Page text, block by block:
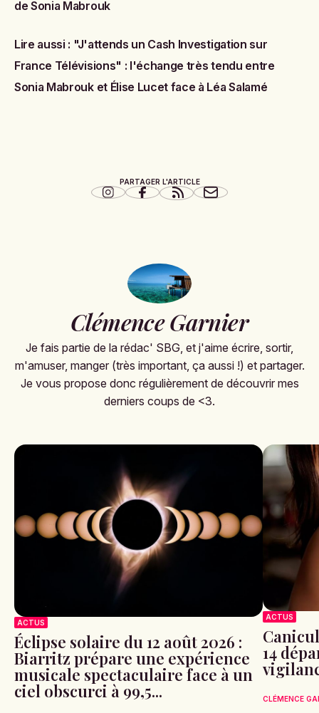
de Sonia Mabrouk
Lire aussi : "J'attends un Cash Investigation sur
France Télévisions" : l'échange très tendu entre
Sonia Mabrouk et Élise Lucet face à Léa Salamé
PARTAGER L'ARTICLE
Clémence Garnier
Je fais partie de la rédac' SBG, et j'aime écrire, sortir,
m'amuser, manger (très important, ça aussi !) et partager.
Je vous propose donc régulièrement de découvrir mes
derniers coups de <3.
ACTUS
Éclipse solaire du 12 août 2026 :
Biarritz prépare une expérience
musicale spectaculaire face à un
ciel obscurci à 99,5...
ACTUS
14
CLÉMENCE